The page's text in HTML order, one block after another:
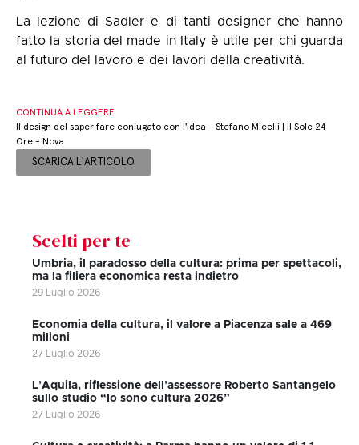
La lezione di Sadler e di tanti designer che hanno
fatto la storia del made in Italy è utile per chi guarda
al futuro del lavoro e dei lavori della creatività.
CONTINUA A LEGGERE
Il design del saper fare coniugato con l'idea - Stefano Micelli | Il Sole 24
Ore - Nova
SCARICA L'ARTICOLO
Scelti per te
Umbria, il paradosso della cultura: prima per spettacoli,
ma la filiera economica resta indietro
29 Luglio 2026
Economia della cultura, il valore a Piacenza sale a 469
milioni
27 Luglio 2026
L’Aquila, riflessione dell’assessore Roberto Santangelo
sullo studio “Io sono cultura 2026”
27 Luglio 2026